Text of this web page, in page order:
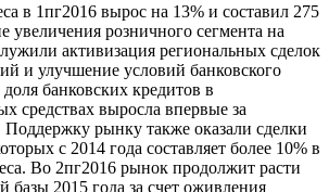
в 1пг2016 вырос на 13% и составил 275
увеличения розничного сегмента на
активизация региональных сделок
и улучшение условий банковского
банковских кредитов в
средствах выросла впервые за
Поддержку рынку также оказали сделки
с 2014 года составляет более 10% в
Во 2пг2016 рынок продолжит расти
базы 2015 года за счет оживления